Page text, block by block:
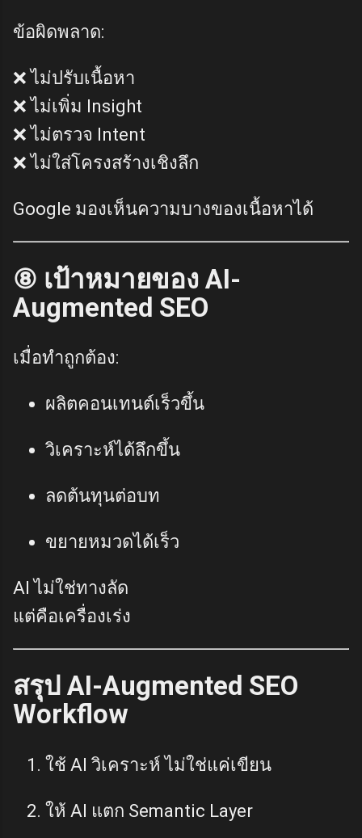
ข้อผิดพลาด:
❌ ไม่ปรับเนื้อหา
❌ ไม่เพิ่ม Insight
❌ ไม่ตรวจ Intent
❌ ไม่ใส่โครงสร้างเชิงลึก
Google มองเห็นความบางของเนื้อหาได้
⑧ เป้าหมายของ AI-
Augmented SEO
เมื่อทำถูกต้อง:
ผลิตคอนเทนต์เร็วขึ้น
วิเคราะห์ได้ลึกขึ้น
ลดต้นทุนต่อบท
ขยายหมวดได้เร็ว
AI ไม่ใช่ทางลัด
แต่คือเครื่องเร่ง
สรุป AI-Augmented SEO
Workflow
ใช้ AI วิเคราะห์ ไม่ใช่แค่เขียน
ให้ AI แตก Semantic Layer